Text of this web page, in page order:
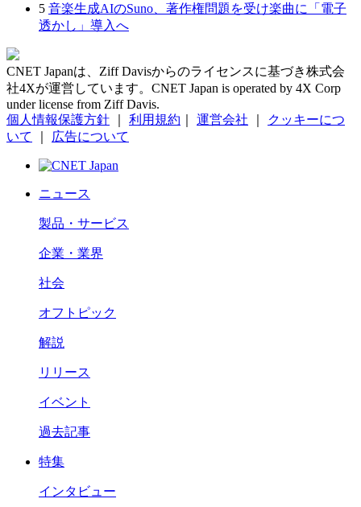
5 音楽生成AIのSuno、著作権問題を受け楽曲に「電子
透かし」導入へ
CNET Japanは、Ziff Davisからのライセンスに基づき株式会
社4Xが運営しています。CNET Japan is operated by 4X Corp
under license from Ziff Davis.
個人情報保護方針
利用規約 運営会社
クッキーにつ
いて
広告について
ニュース
製品・サービス
企業・業界
社会
オフトピック
解説
リリース
イベント
過去記事
特集
インタビュー